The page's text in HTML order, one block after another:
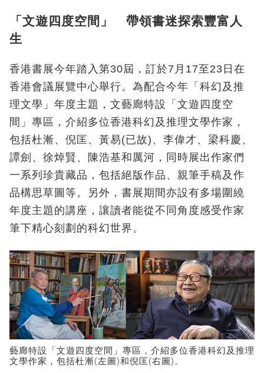
「文遊四度空間」 帶領書迷探索豐富人
生
香港書展今年踏入第30屆，訂於7月17至23日在
香港會議展覽中心舉行。為配合今年「科幻及推
理文學」年度主題，文藝廊特設「文遊四度空
間」專區，介紹多位香港科幻及推理文學作家，
包括杜漸、倪匡、黃易(已故)、李偉才、梁科慶、
譚劍、徐焯賢、陳浩基和厲河，同時展出作家們
一系列珍貴藏品，包括絕版作品、親筆手稿及作
品構思草圖等。另外，書展期間亦設有多場圍繞
年度主題的講座，讓讀者能從不同角度感受作家
筆下精心刻劃的科幻世界。
藝廊特設「文遊四度空間」專區，介紹多位香港科幻及推理
文學作家，包括杜漸(左圖)和倪匡(右圖)。